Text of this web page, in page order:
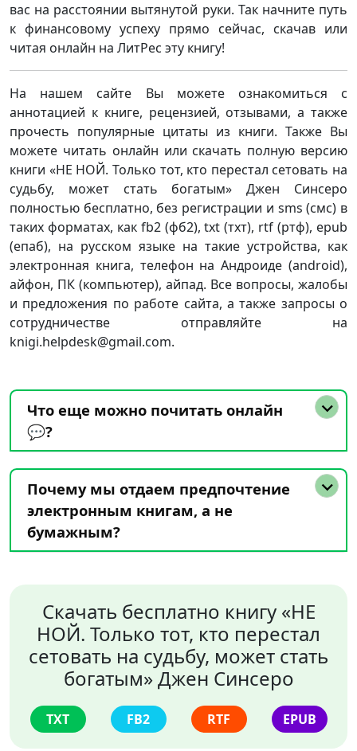
вас на расстоянии вытянутой руки. Так начните путь
к финансовому успеху прямо сейчас, скачав или
читая онлайн на ЛитРес эту книгу!
На нашем сайте Вы можете ознакомиться с
аннотацией к книге, рецензией, отзывами, а также
прочесть популярные цитаты из книги. Также Вы
можете читать онлайн или скачать полную версию
книги «НЕ НОЙ. Только тот, кто перестал сетовать на
судьбу, может стать богатым» Джен Синсеро
полностью бесплатно, без регистрации и sms (смс) в
таких форматах, как fb2 (фб2), txt (тхт), rtf (ртф), epub
(епаб), на русском языке на такие устройства, как
электронная книга, телефон на Андроиде (android),
айфон, ПК (компьютер), айпад. Все вопросы, жалобы
и предложения по работе сайта, а также запросы о
сотрудничестве отправляйте на
knigi.helpdesk@gmail.com.
Что еще можно почитать онлайн
💬?
Почему мы отдаем предпочтение
электронным книгам, а не
бумажным?
Скачать бесплатно книгу «НЕ
НОЙ. Только тот, кто перестал
сетовать на судьбу, может стать
богатым» Джен Синсеро
TXT FB2 RTF EPUB